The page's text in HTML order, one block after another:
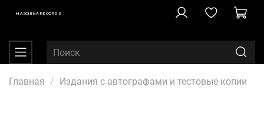
MASCHINA RECORDS
Главная Издания с автографами и тестовые копии